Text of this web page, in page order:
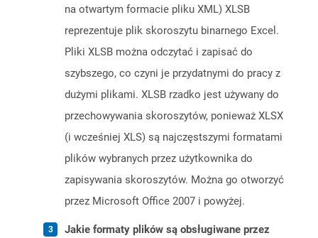
na otwartym formacie pliku XML) XLSB
reprezentuje plik skoroszytu binarnego Excel.
Pliki XLSB można odczytać i zapisać do
szybszego, co czyni je przydatnymi do pracy z
dużymi plikami. XLSB rzadko jest używany do
przechowywania skoroszytów, ponieważ XLSX
(i wcześniej XLS) są najczęstszymi formatami
plików wybranych przez użytkownika do
zapisywania skoroszytów. Można go otworzyć
przez Microsoft Office 2007 i powyżej.
Jakie formaty plików są obsługiwane przez